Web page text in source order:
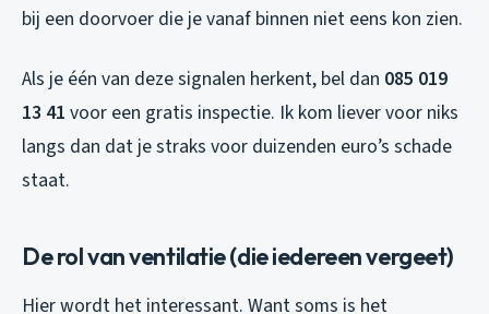
bij een doorvoer die je vanaf binnen niet eens kon zien.
Als je één van deze signalen herkent, bel dan 085 019
13 41 voor een gratis inspectie. Ik kom liever voor niks
langs dan dat je straks voor duizenden euro’s schade
staat.
De rol van ventilatie (die iedereen vergeet)
Hier wordt het interessant. Want soms is het